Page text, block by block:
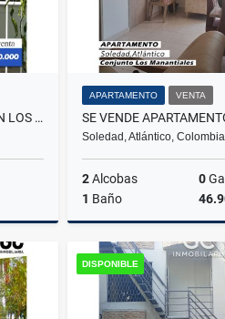
SE VENDE CASA URBANIZACIÓN LOS CAMPANOS
Venta
APARTAMENTO VENTA
Soledad, Atlántico, Colombia
2Alcobas 0
1 Baño
DISPONIBLE